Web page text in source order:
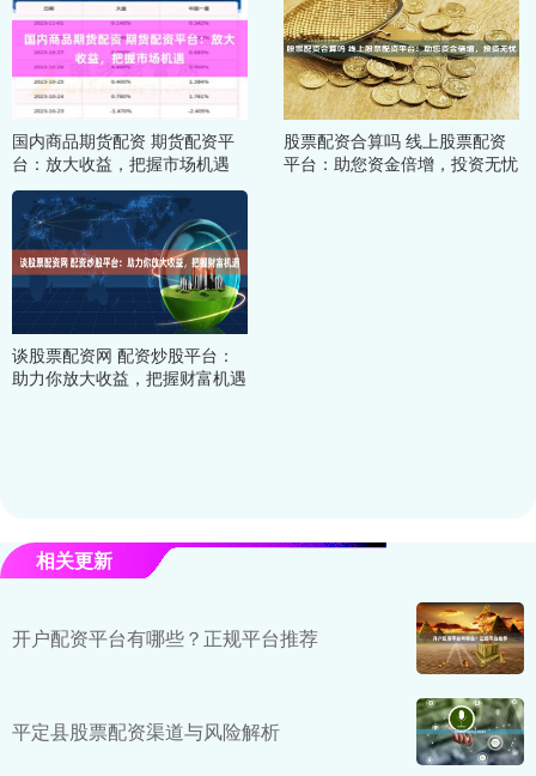
国内商品期货配资 期货配资平
台：放大收益，把握市场机遇
股票配资合算吗 线上股票配资
平台：助您资金倍增，投资无忧
谈股票配资网 配资炒股平台：
助力你放大收益，把握财富机遇
相关更新
开户配资平台有哪些？正规平台推荐
平定县股票配资渠道与风险解析